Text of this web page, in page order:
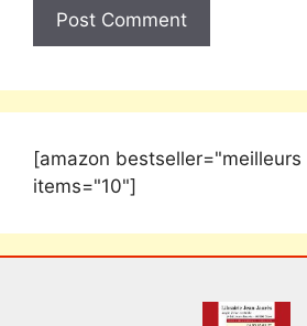
[amazon bestseller="meilleurs
items="10"]